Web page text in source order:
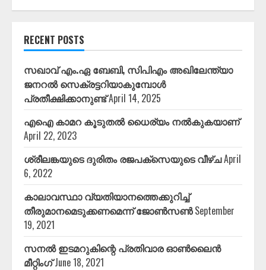
RECENT POSTS
സഖാവ് എം.ഏ ബേബി, സിപിഎം അഖിലേന്ത്യാ
ജനറൽ സെക്രട്ടറിയാകുമ്പോൾ
പ്രതീക്ഷിക്കാനുണ്ട്April 14, 2025
എഐ കാമറ കൂടുതൽ ധൈര്യം നൽകുകയാണ്
April 22, 2023
ശ്രീലങ്കയുടെ ദുരിതം രജപക്സെയുടെ വീഴ്ചApril
6, 2022
കാലാവസ്ഥാ വ്യതിയാനത്തെക്കുറിച്ച്
തീരുമാനമെടുക്കണമെന്ന് ജോൺസൺ September
19, 2021
സനൽ ഇടമറുകിന്റെ പ്രതിവാര ഓൺലൈൻ
മീറ്റിംഗ് June 18, 2021